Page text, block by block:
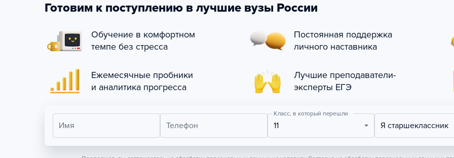
Готовим к поступлению в лучшие вузы России
Обучение в комфортном
темпе без стресса
Постоянная поддержка
личного наставника
Ежемесячные пробники
и аналитика прогресса
Лучшие преподаватели-
эксперты ЕГЭ
Имя Телефон
Класс, в который перешли
11 Я старшеклассник